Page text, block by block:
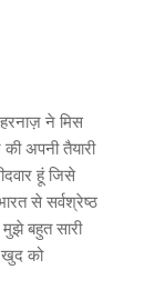
ने मिस
अपनी तैयारी
हूं जिसे
से सर्वश्रेष्ठ
बहुत सारी
खुद को